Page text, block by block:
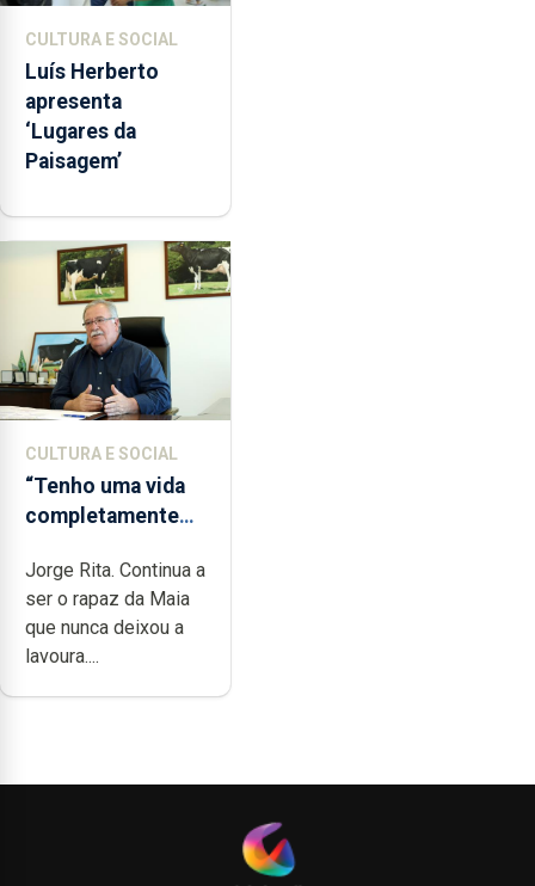
CULTURA E SOCIAL
Luís Herberto
apresenta
‘Lugares da
Paisagem’
CULTURA E SOCIAL
“Tenho uma vida
completamente
dedicação, gosto
e muita paixão”
Jorge Rita. Continua a
ser o rapaz da Maia
que nunca deixou a
lavoura....